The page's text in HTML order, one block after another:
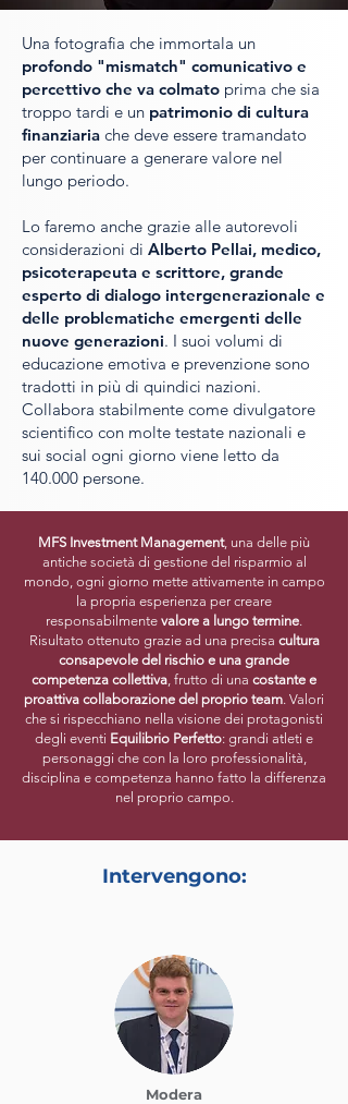
Una fotografia che immortala un
profondo "mismatch" comunicativo e
percettivo che va colmato prima che sia
troppo tardi e un patrimonio di cultura
finanziaria che deve essere tramandato
per continuare a generare valore nel
lungo periodo.
Lo faremo anche grazie alle autorevoli
considerazioni di Alberto Pellai, medico,
psicoterapeuta e scrittore, grande
esperto di dialogo intergenerazionale e
delle problematiche emergenti delle
nuove generazioni. I suoi volumi di
educazione emotiva e prevenzione sono
tradotti in più di quindici nazioni.
Collabora stabilmente come divulgatore
scientifico con molte testate nazionali e
sui social ogni giorno viene letto da
140.000 persone.
MFS Investment Management, una delle più
antiche società di gestione del risparmio al
mondo, ogni giorno mette attivamente in campo
la propria esperienza per creare
responsabilmente valore a lungo termine.
Risultato ottenuto grazie ad una precisa cultura
consapevole del rischio e una grande
competenza collettiva, frutto di una costante e
proattiva collaborazione del proprio team. Valori
che si rispecchiano nella visione dei protagonisti
degli eventi Equilibrio Perfetto: grandi atleti e
personaggi che con la loro professionalità,
disciplina e competenza hanno fatto la differenza
nel proprio campo.
Intervengono:
Modera